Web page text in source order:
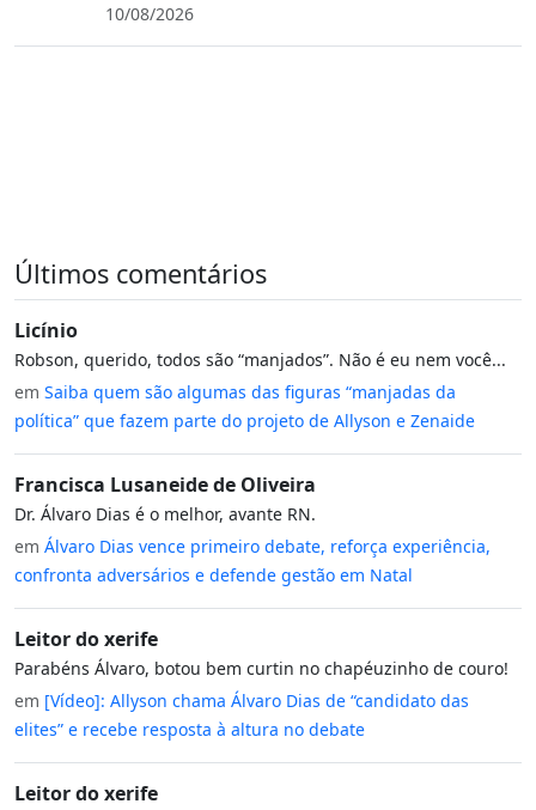
10/08/2026
Últimos comentários
Licínio
Robson, querido, todos são “manjados”. Não é eu nem você...
em Saiba quem são algumas das figuras “manjadas da
política” que fazem parte do projeto de Allyson e Zenaide
Francisca Lusaneide de Oliveira
Dr. Álvaro Dias é o melhor, avante RN.
em Álvaro Dias vence primeiro debate, reforça experiência,
confronta adversários e defende gestão em Natal
Leitor do xerife
Parabéns Álvaro, botou bem curtin no chapéuzinho de couro!
em [Vídeo]: Allyson chama Álvaro Dias de “candidato das
elites” e recebe resposta à altura no debate
Leitor do xerife